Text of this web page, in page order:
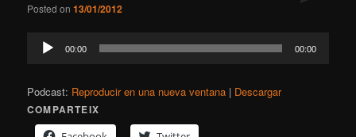
Posted on13/01/2012
Reproductor
00:00 00:00
Podcast: Reproducir en una nueva ventana | Descargar
COMPARTEIX